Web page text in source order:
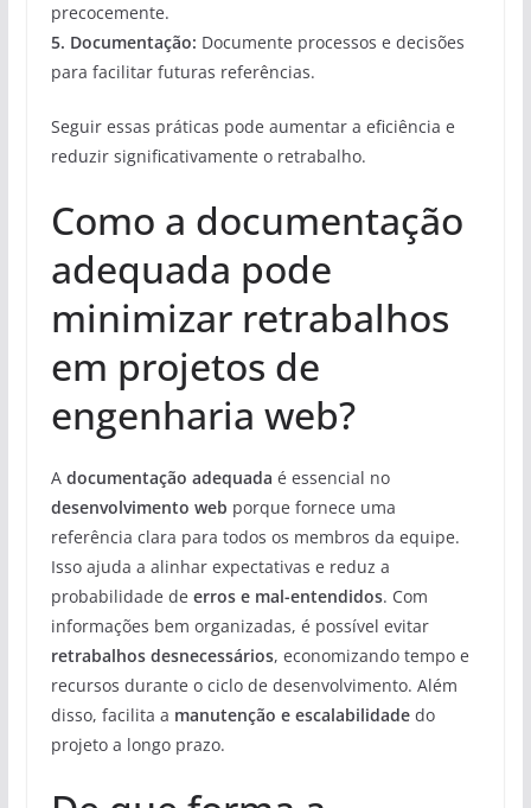
precocemente.
5. Documentação: Documente processos e decisões
para facilitar futuras referências.
Seguir essas práticas pode aumentar a eficiência e
reduzir significativamente o retrabalho.
Como a documentação
adequada pode
minimizar retrabalhos
em projetos de
engenharia web?
A documentação adequada é essencial no
desenvolvimento web porque fornece uma
referência clara para todos os membros da equipe.
Isso ajuda a alinhar expectativas e reduz a
probabilidade de erros e mal-entendidos. Com
informações bem organizadas, é possível evitar
retrabalhos desnecessários, economizando tempo e
recursos durante o ciclo de desenvolvimento. Além
disso, facilita a manutenção e escalabilidadedo
projeto a longo prazo.